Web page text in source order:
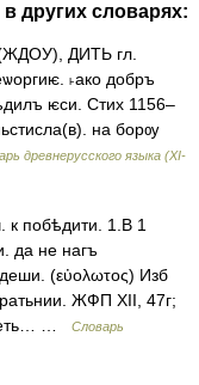
других словарях:
ДИТЬ гл.
˫ако добръ
ѥси. Стих 1156–
на борѹ
древнерусского языка (XI-
побѣдити. 1.В 1
да не нагъ
(εὐολωτος) Изб
ЖФП XII, 47г;
…
Словарь